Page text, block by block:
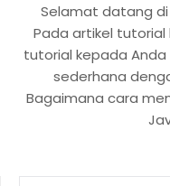
Selamat datang di
Pada artikel tutorial
tutorial kepada
sederhana
Bagaimana cara